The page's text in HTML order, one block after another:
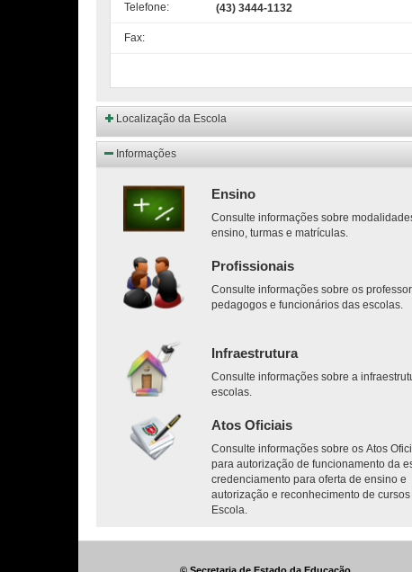
Telefone: (43) 3444-1132
Fax:
Localização da Escola
Informações
Ensino
Consulte informações sobre
ensino, turmas e matrículas.
Profissionais
Consulte informações sobre os
pedagogos e funcionários das escolas.
Infraestrutura
Consulte informações sobre a
escolas.
Atos Oficiais
Consulte informações sobre os Atos
para autorização de funcionamento da
credenciamento para oferta de ensino e
autorização e reconhecimento de
Escola.